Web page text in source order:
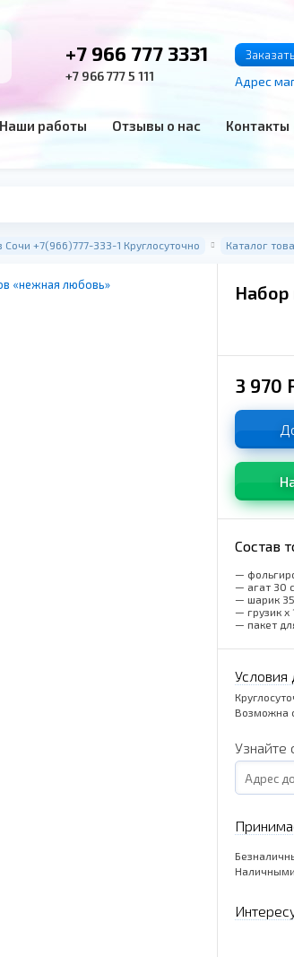
+7 966 777 3331
+7 966 777 5 111 Адрес
Наши работы Отзывы о нас Контакты
+7(966)777-333-1 Круглосуточно Каталог
Набор
3 970
Состав
—
— агат 30
— шарик
— грузик x
— пакет
Условия
Возможна
Узнайте